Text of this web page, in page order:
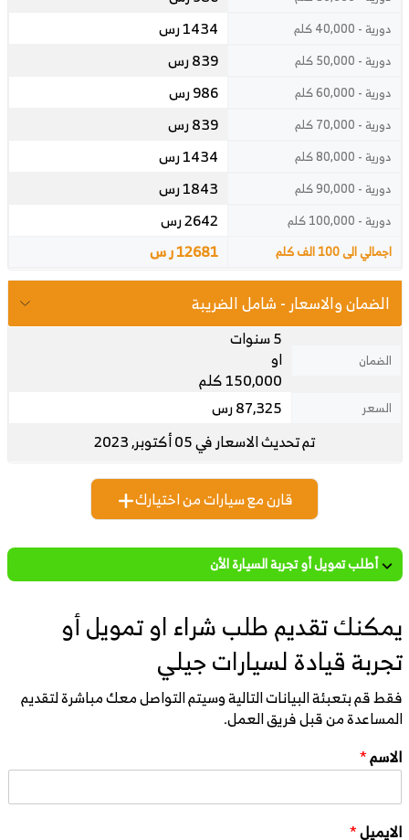
دورية - 40,000 كلم 1434 رس
دورية - 50,000 كلم 839 رس
دورية - 60,000 كلم 986 رس
دورية - 70,000 كلم 839 رس
دورية - 80,000 كلم 1434 رس
دورية - 90,000 كلم 1843 رس
دورية - 100,000 كلم 2642 رس
اجمالي الى 100 الف كلم 12681 ر س
الضمان والاسعار - شامل الضريبة
الضمان
5 سنوات
او
150,000 كلم
السعر
87,325 رس
تم تحديث الاسعار في 05 أكتوبر, 2023
قارن مع سيارات من اختيارك
أطلب تمويل أو تجربة السيارة الأن
يمكنك تقديم طلب شراء او تمويل أو
تجربة قيادة لسيارات جيلي
فقط قم بتعبئة البيانات التالية وسيتم التواصل معك مباشرة لتقديم
المساعدة من قبل فريق العمل.
الاسم*
الايميل*